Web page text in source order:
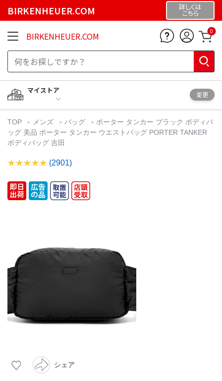
BIRKENHEUER.COM 詳しくは
こちら
BIRKENHEUER.COM 0
マイストア
変更
TOP メンズ バッグ
ポーター タンカー ブラック ボディバ
ッグ 美品 ポーター タンカー ウエストバッグ PORTER TANKER
ボディバッグ 吉田
(2901)
シェア